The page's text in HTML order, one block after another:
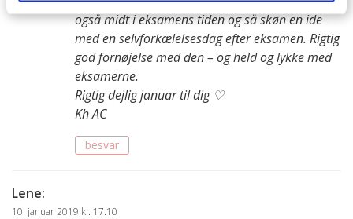
også midt i eksamens tiden og så skøn en ide
med en selvforkælelsesdag efter eksamen. Rigtig
god fornøjelse med den – og held og lykke med
eksamerne.
Rigtig dejlig januar til dig ♡
Kh AC
besvar
Lene:
10. januar 2019 kl. 17:10